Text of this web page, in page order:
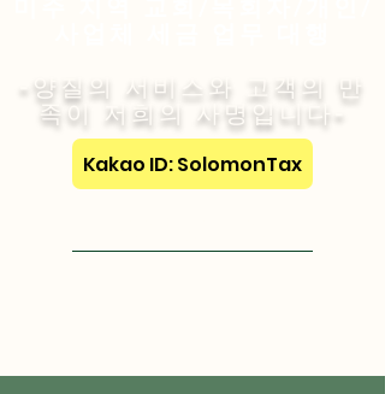
-양질의 서비스와 고객의 만
족이 저희의 사명입니다-
Kakao ID: SolomonTax